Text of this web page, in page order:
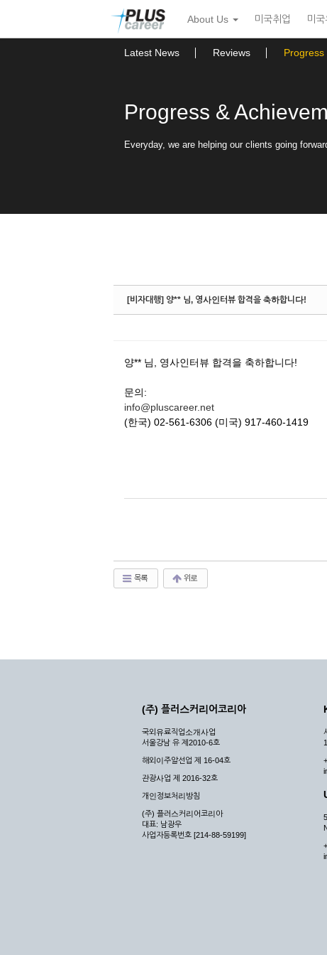
뉴
토
About Us 미국취업 미
Latest News Reviews Progress
Progress &
Everyday, we are helping our clients going
[비자대행] 양** 님, 영사인터뷰 합격을 축하합니다!
양** 님, 영사인터뷰 합격을 축하합니다!
문의:
info@pluscareer.net
(한국) 02-561-6306 (미국) 917-460-1419
목록 위로
(주) 플러스커리어코리아
국외유료직업소개사업
서울강남 유 제2010-6호
해외이주알선업 제 16-04호
관광사업 제 2016-32호
개인정보처리방침
(주) 플러스커리어코리아
대표: 남광우
사업자등록번호 [214-88-59199]